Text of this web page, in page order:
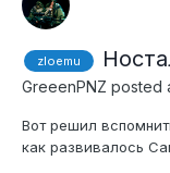
zloemu
GreeenPNZ posted
Вот решил
как развивалось